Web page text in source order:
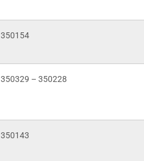
350154
350329 – 350228
350143